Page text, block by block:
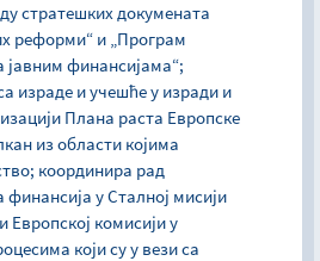
стратешких докумената
реформи“ и „Програм
финансијама“;
израде и учешће у изради и
Плана раста Европске
из области којима
координира рад
у Сталној мисији
Европској комисији у
који су у вези са